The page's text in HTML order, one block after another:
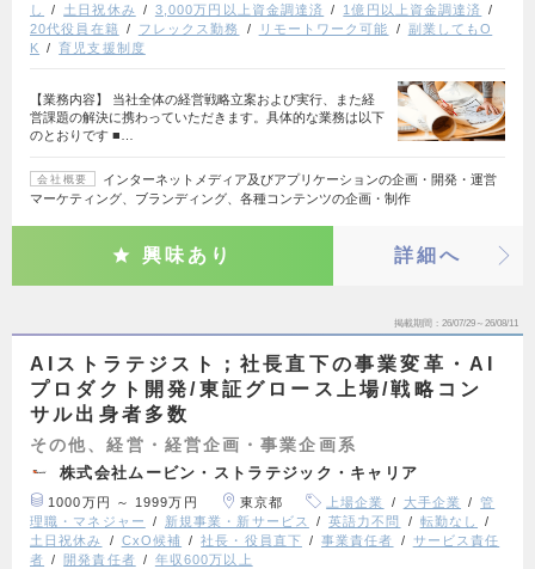
し
土日祝休み 3,000万円以上資金調達済
1億円以上資金調達済
20代役員在籍
フレックス勤務 リモートワーク可能
副業してもO
K
育児支援制度
【業務内容】 当社全体の経営戦略立案および実行、また経
営課題の解決に携わっていただきます。具体的な業務は以下
のとおりです ■…
会社概要
インターネットメディア及びアプリケーションの企画・開発・運営
マーケティング、ブランディング、各種コンテンツの企画・制作
興味あり 詳細へ
掲載期間 26/07/29～26/08/11
AIストラテジスト；社長直下の事業変革・AI
プロダクト開発/東証グロース上場/戦略コン
サル出身者多数
その他、経営・経営企画・事業企画系
株式会社ムービン・ストラテジック・キャリア
1000万円 ～ 1999万円 東京都 上場企業 大手企業
管
理職・マネジャー
新規事業・新サービス 英語力不問
転勤なし
土日祝休み
CxO候補 社長・役員直下 事業責任者
サービス責任
者
開発責任者 年収600万以上